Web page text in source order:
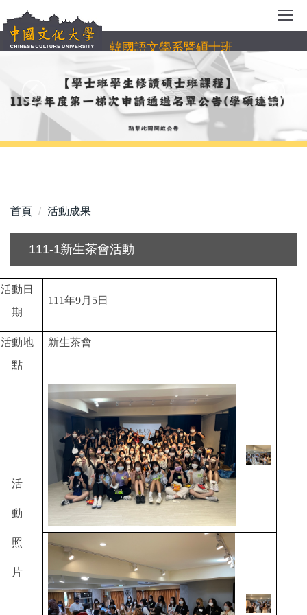
到
主
容
區
韓國語文學系暨碩士班
首頁 活動成果
111-1新生茶會活動
活動日
期
111年9月5日
活動地
點
新生茶會
活
動
照
片